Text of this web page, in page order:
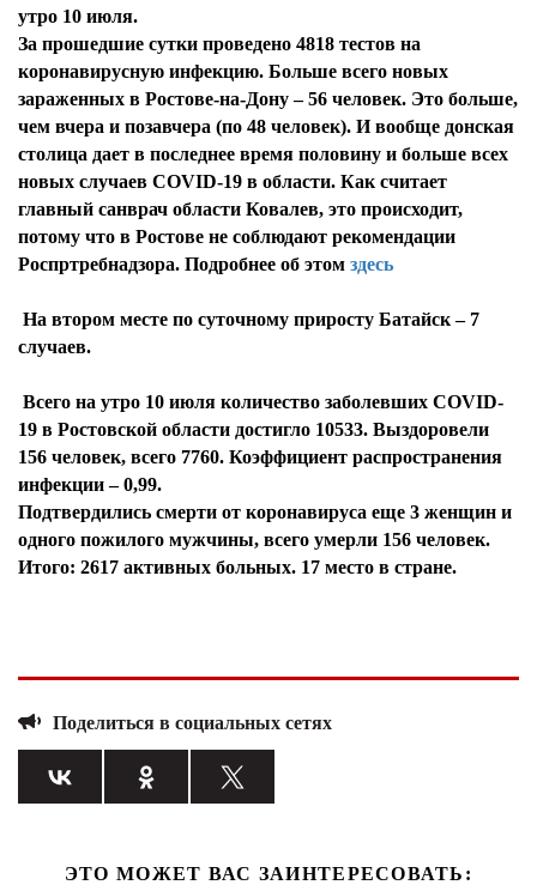
утро 10 июля.
За прошедшие сутки проведено 4818 тестов на
коронавирусную инфекцию. Больше всего новых
зараженных в Ростове-на-Дону – 56 человек. Это больше,
чем вчера и позавчера (по 48 человек). И вообще донская
столица дает в последнее время половину и больше всех
новых случаев COVID-19 в области. Как считает
главный санврач области Ковалев, это происходит,
потому что в Ростове не соблюдают рекомендации
Роспртребнадзора. Подробнее об этом здесь
На втором месте по суточному приросту Батайск – 7
случаев.
Всего на утро 10 июля количество заболевших COVID-
19 в Ростовской области достигло 10533. Выздоровели
156 человек, всего 7760. Коэффициент распространения
инфекции – 0,99.
Подтвердились смерти от коронавируса еще 3 женщин и
одного пожилого мужчины, всего умерли 156 человек.
Итого: 2617 активных больных. 17 место в стране.
Поделиться в социальных сетях
ЭТО МОЖЕТ ВАС ЗАИНТЕРЕСОВАТЬ: